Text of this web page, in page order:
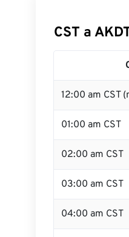
CST a
12:00 am CST
01:00 am CST
02:00 am CST
03:00 am CST
04:00 am CST